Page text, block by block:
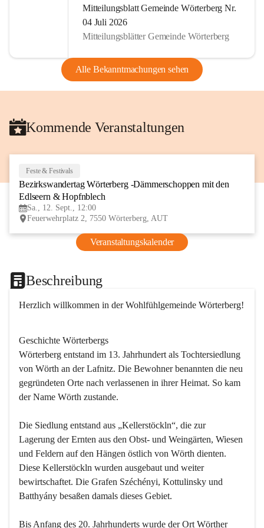
Mitteilungsblatt Gemeinde Wörterberg Nr.
04 Juli 2026
Mitteilungsblätter Gemeinde Wörterberg
Alle Bekanntmachungen sehen
Kommende Veranstaltungen
Feste & Festivals
Bezirkswandertag Wörterberg -Dämmerschoppen mit den
Edlseern & Hopfnblech
Sa., 12. Sept., 12:00
Feuerwehrplatz 2, 7550 Wörterberg, AUT
Veranstaltungskalender
Beschreibung
Herzlich willkommen in der Wohlfühlgemeinde Wörterberg!
Geschichte Wörterbergs
Wörterberg entstand im 13. Jahrhundert als Tochtersiedlung
von Wörth an der Lafnitz. Die Bewohner benannten die neu
gegründeten Orte nach verlassenen in ihrer Heimat. So kam
der Name Wörth zustande.
Die Siedlung entstand aus „Kellerstöckln“, die zur
Lagerung der Ernten aus den Obst- und Weingärten, Wiesen
und Feldern auf den Hängen östlich von Wörth dienten.
Diese Kellerstöckln wurden ausgebaut und weiter
bewirtschaftet. Die Grafen Széchényi, Kottulinsky und
Batthyány besaßen damals dieses Gebiet.
Bis Anfang des 20. Jahrhunderts wurde der Ort Wörther